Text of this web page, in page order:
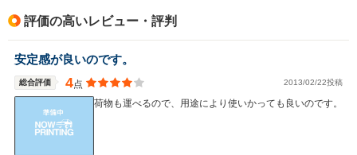
WLTCモード
評価の高いレビュー・評判
安定感が良いのです。
総合評価 4点 2013/02/22投稿
荷物も運べるので、用途により使いかっても良いのです。